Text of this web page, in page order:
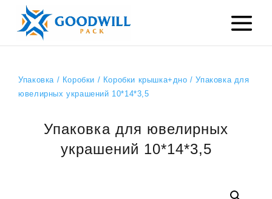
Упаковка/ Коробки / Коробки крышка+дно / Упаковка для
ювелирных украшений 10*14*3,5
Упаковка для ювелирных
украшений 10*14*3,5